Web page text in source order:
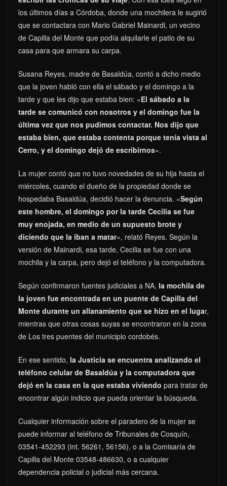
los últimos días a Córdoba, donde una mochilera le sugirió
que se contactara con Mario Gabriel Mainardi, un vecino
de Capilla del Monte que podía alquilarle el patio de su
casa para que armara su carpa.
Susana Reyes, madre de Basaldúa, contó a dicho medio
que la joven habló con ella el sábado y el domingo a la
tarde y que les dijo que estaba bien: «El sábado a la
tarde se comunicó con nosotros y el domingo fue la
última vez que nos pudimos contactar. Nos dijo que
estaba bien, que estaba contenta porque tenía vista al
Cerro, y el domingo dejó de escribirnos«.
La mujer contó que no tuvo novedades de su hija hasta el
miércoles, cuando el dueño de la propiedad donde se
hospedaba Basaldúa, decidió hacer la denuncia. «Según
este hombre, el domingo por la tarde Cecilia se fue
muy enojada, en medio de un supuesto brote y
diciendo que la iban a matar«, relató Reyes. Según la
versión de Mainardi, esa tarde, Cecilia se fue con una
mochila y la carpa, pero dejó el teléfono y la computadora.
Según confirmaron fuentes judiciales a NA, la mochila de
la joven fue encontrada en un puente de Capilla del
Monte durante un allanamiento que se hizo en el lugar,
mientras que otras cosas suyas se encontraron en la zona
de Los tres puentes del municipio cordobés.
En ese sentido, la Justicia se encuentra analizando el
teléfono celular de Basaldúa y la computadora que
dejó en la casa en la que estaba viviendo para tratar de
encontrar algún indicio que pueda orientar la búsqueda.
Cualquier información sobre el paradero de la mujer se
puede informar al teléfono de Tribunales de Cosquín,
03541-452293 (int. 56261, 56156), o a la Comisaría de
Capilla del Monte 03548-486630, o a cualquier
dependencia policial o judicial más cercana.